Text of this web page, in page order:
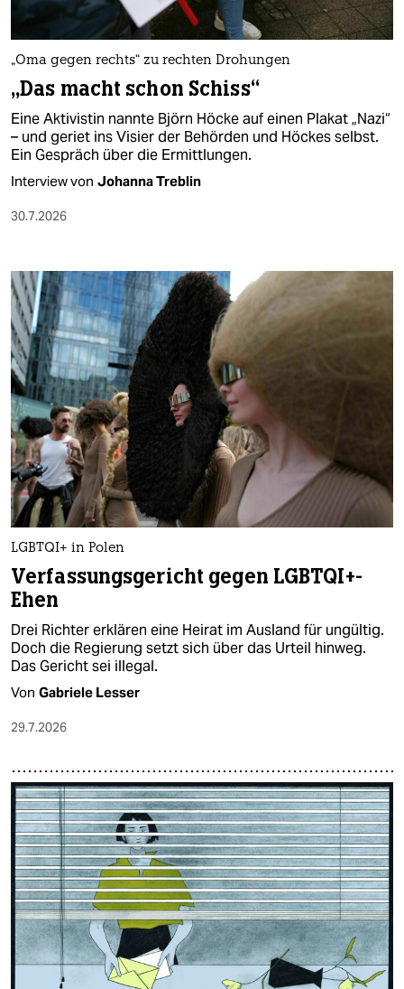
nord
wahrheit
verlag
verlag
unterstützen
abo
genossenschaft
epaper login
„Oma gegen rechts“ zu rechten Drohungen
„Das macht schon Schiss“
Eine Aktivistin nannte Björn Höcke auf einen Plakat „Nazi“
– und geriet ins Visier der Behörden und Höckes selbst.
Ein Gespräch über die Ermittlungen.
Interview von Johanna Treblin
30.7.2026
LGBTQI+ in Polen
Verfassungsgericht gegen LGBTQI+-
Ehen
Drei Richter erklären eine Heirat im Ausland für ungültig.
Doch die Regierung setzt sich über das Urteil hinweg.
Das Gericht sei illegal.
Von Gabriele Lesser
29.7.2026